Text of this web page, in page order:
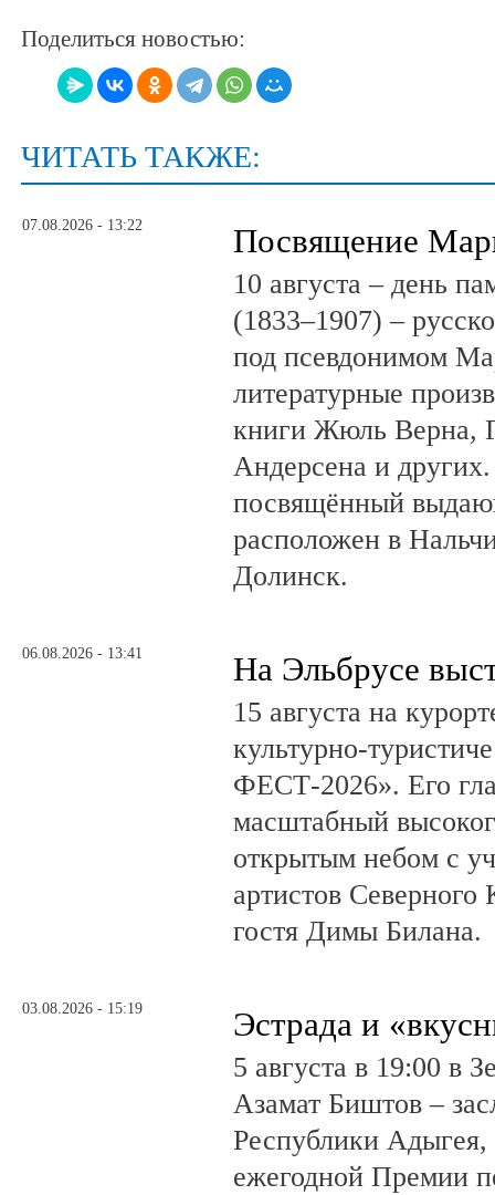
Поделиться новостью:
ЧИТАТЬ ТАКЖЕ:
07.08.2026 - 13:22 Посвящение
10 августа – день
(1833–1907) –
под псевдонимом
литературные
книги Жюль Верна,
Андерсена и
посвящённый
расположен в
Долинск.
06.08.2026 - 13:41 На Эльбрусе
15 августа на
культурно-
ФЕСТ-2026». Его
масштабный
открытым небом с
артистов Северного
гостя Димы Билана.
03.08.2026 - 15:19 Эстрада и
5 августа в 19:00 в
Азамат Биштов –
Республики
ежегодной Премии